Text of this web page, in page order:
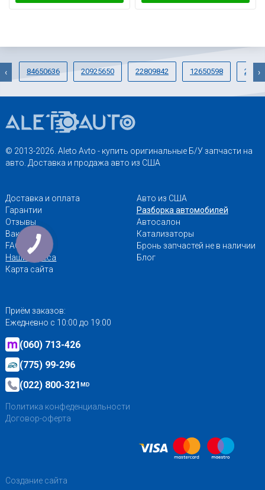
84650636 20925650 22809842 12650598
‹ ›
© 2013-2026. Aleto Avto - купить оригинальные Б/У запчасти на
авто. Доставка и продажа авто из США
Доставка и оплата
Гарантии
Отзывы
Вакансии
FAQ
Наши адреса
Карта сайта
Авто из США
Разборка автомобилей
Автосалон
Катализаторы
Бронь запчастей не в наличии
Блог
Приём заказов:
Ежедневно с 10:00 до 19:00
(060) 713-426
(775) 99-296
(022) 800-321MD
Политика конфеденциальности
Договор-оферта
Создание сайта